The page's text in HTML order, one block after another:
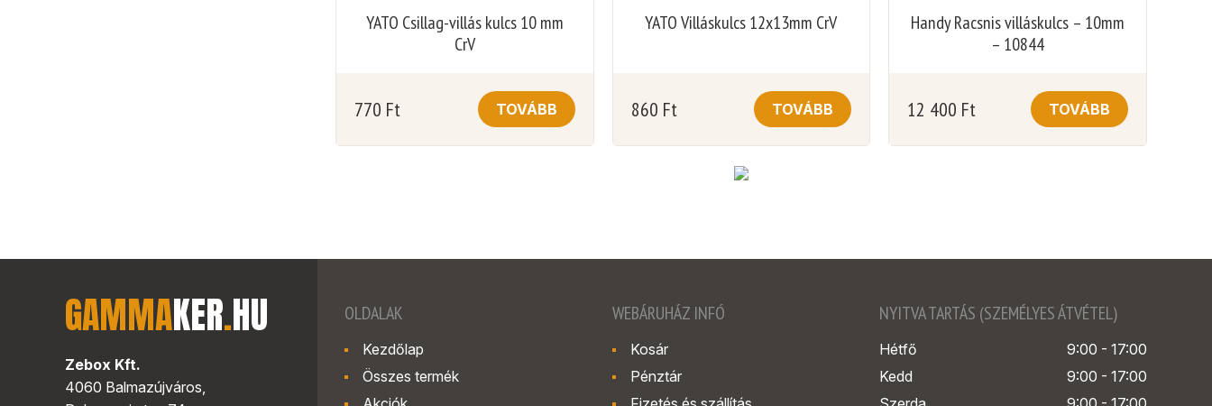
YATO Csillag-villás kulcs 10 mm
CrV
770 Ft TOVÁBB
YATO Villáskulcs 12x13mm CrV
860 Ft TOVÁBB
Handy Racsnis villáskulcs – 10mm
– 10844
12 400 Ft TOVÁBB
GAMMAKER.HU
Zebox Kft.
4060 Balmazújváros,
OLDALAK
Kezdőlap
Összes termék
WEBÁRUHÁZ INFÓ
Kosár
Pénztár
NYITVA TARTÁS (SZEMÉLYES ÁTVÉTEL)
Hétfő
9:00 - 17:00
Kedd
9:00 - 17:00